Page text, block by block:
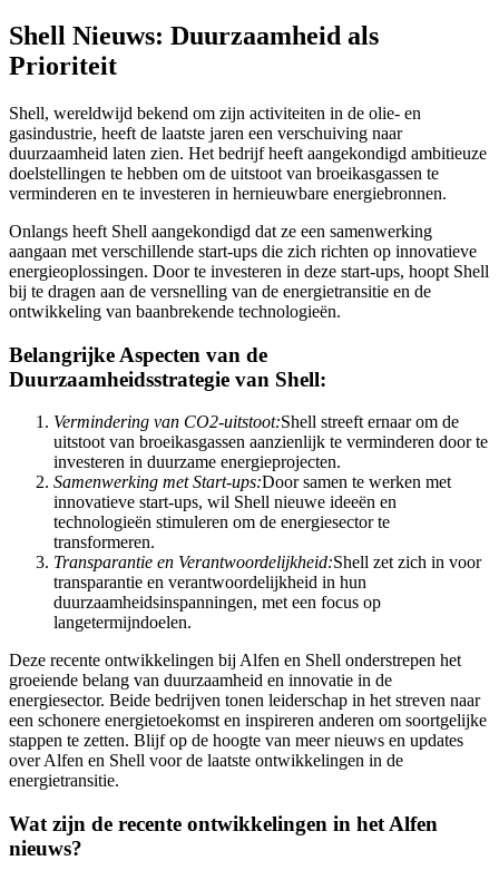
Shell Nieuws: Duurzaamheid als
Prioriteit
Shell, wereldwijd bekend om zijn activiteiten in de olie- en
gasindustrie, heeft de laatste jaren een verschuiving naar
duurzaamheid laten zien. Het bedrijf heeft aangekondigd ambitieuze
doelstellingen te hebben om de uitstoot van broeikasgassen te
verminderen en te investeren in hernieuwbare energiebronnen.
Onlangs heeft Shell aangekondigd dat ze een samenwerking
aangaan met verschillende start-ups die zich richten op innovatieve
energieoplossingen. Door te investeren in deze start-ups, hoopt Shell
bij te dragen aan de versnelling van de energietransitie en de
ontwikkeling van baanbrekende technologieën.
Belangrijke Aspecten van de
Duurzaamheidsstrategie van Shell:
Vermindering van CO2-uitstoot:Shell streeft ernaar om de
uitstoot van broeikasgassen aanzienlijk te verminderen door te
investeren in duurzame energieprojecten.
Samenwerking met Start-ups:Door samen te werken met
innovatieve start-ups, wil Shell nieuwe ideeën en
technologieën stimuleren om de energiesector te
transformeren.
Transparantie en Verantwoordelijkheid:Shell zet zich in voor
transparantie en verantwoordelijkheid in hun
duurzaamheidsinspanningen, met een focus op
langetermijndoelen.
Deze recente ontwikkelingen bij Alfen en Shell onderstrepen het
groeiende belang van duurzaamheid en innovatie in de
energiesector. Beide bedrijven tonen leiderschap in het streven naar
een schonere energietoekomst en inspireren anderen om soortgelijke
stappen te zetten. Blijf op de hoogte van meer nieuws en updates
over Alfen en Shell voor de laatste ontwikkelingen in de
energietransitie.
Wat zijn de recente ontwikkelingen in het Alfen
nieuws?